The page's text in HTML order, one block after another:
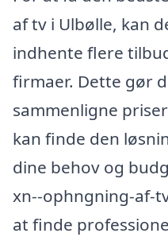
af tv i Ulbølle, kan
indhente flere
firmaer. Dette gør
sammenligne
kan finde den
dine behov og
xn--ophngning-af-
at finde